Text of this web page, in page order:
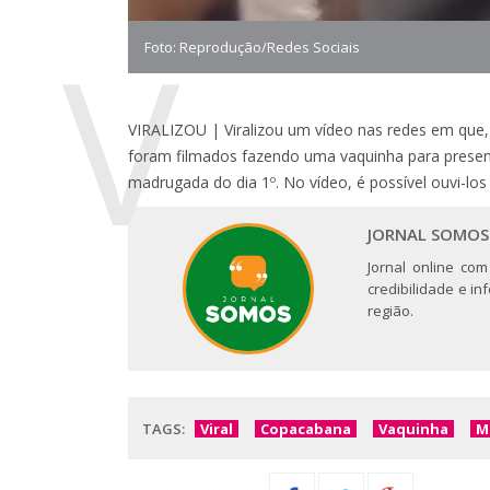
Foto: Reprodução/Redes Sociais
V
VIRALIZOU | Viralizou um vídeo nas redes em
foram filmados fazendo uma vaquinha para
madrugada do dia 1º. No vídeo, é possível ouvi-los
JORNAL SOMOS
Jornal online
credibilidade e
região.
TAGS: Viral Copacabana Vaquinha